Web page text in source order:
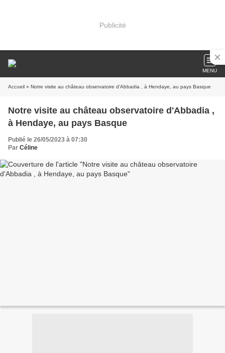
Publicité
MENU
Accueil » Notre visite au château observatoire d'Abbadia , à Hendaye, au pays Basque
Notre visite au château observatoire d'Abbadia ,
à Hendaye, au pays Basque
Publié le 26/05/2023 à 07:30
Par Céline